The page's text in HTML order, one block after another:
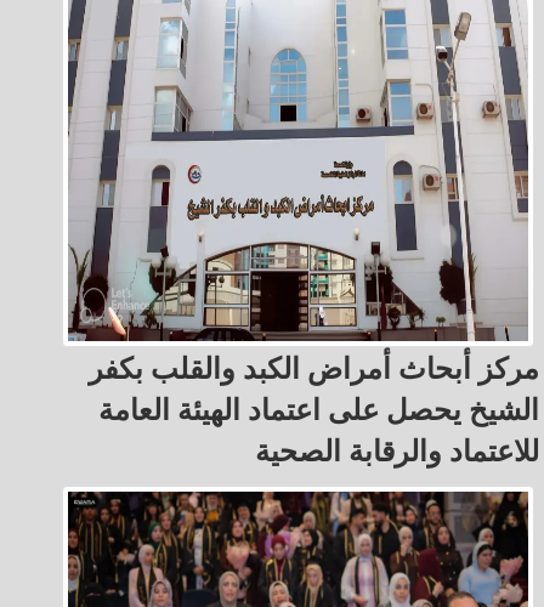
مركز أبحاث أمراض الكبد والقلب بكفر
الشيخ يحصل على اعتماد الهيئة العامة
للاعتماد والرقابة الصحية